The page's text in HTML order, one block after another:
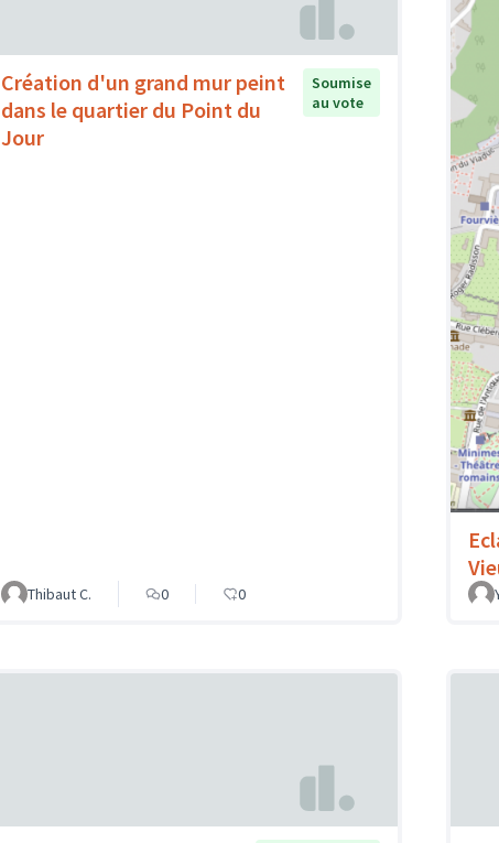
Création d'un grand mur peint
dans le quartier du Point du
Jour
Soumise
au vote
Thibaut C. 0 0